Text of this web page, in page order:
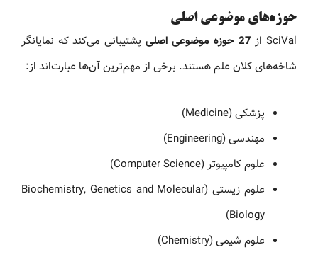
حوزه‌های موضوعی اصلی
SciVal از 27 حوزه موضوعی اصلی
پشتیبانی می‌کند که نمایانگر
شاخه‌های کلان علم هستند. برخی از مهم‌ترین آن‌ها عبارت‌اند از:
پزشکی (Medicine)
مهندسی (Engineering)
علوم کامپیوتر (Computer Science)
علوم زیستی (Biochemistry, Genetics and Molecular
Biology)
علوم شیمی (Chemistry)